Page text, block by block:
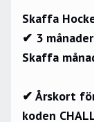
Skaffa
✔ 3
Skaffa
✔ Årskort
koden